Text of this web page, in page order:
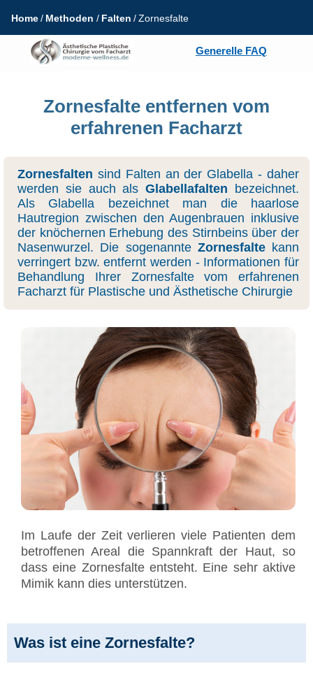
Generelle FAQ
Home Methoden Falten Zornesfalte
Zornesfalte entfernen vom
erfahrenen Facharzt
Zornesfalten sind Falten an der Glabella - daher
werden sie auch alsGlabellafalten bezeichnet.
Als Glabella bezeichnet man die haarlose
Hautregion zwischen den Augenbrauen inklusive
der knöchernen Erhebung des Stirnbeins über der
Nasenwurzel. Die sogenannte Zornesfaltekann
verringert bzw. entfernt werden - Informationen für
Behandlung Ihrer Zornesfalte vom erfahrenen
Facharzt für Plastische und Ästhetische Chirurgie
Im Laufe der Zeit verlieren viele Patienten dem
betroffenen Areal die Spannkraft der Haut, so
dass eine Zornesfalte entsteht. Eine sehr aktive
Mimik kann dies unterstützen.
Was ist eine Zornesfalte?